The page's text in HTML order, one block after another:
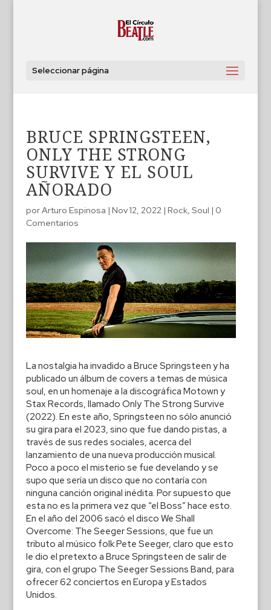
Seleccionar página
BRUCE SPRINGSTEEN,
ONLY THE STRONG
SURVIVE Y EL SOUL
AÑORADO
porArturo Espinosa | Nov 12, 2022| Rock, Soul | 0
Comentarios
La nostalgia ha invadido a Bruce Springsteen y ha
publicado un álbum de covers a temas de música
soul, en un homenaje a la discográfica Motown y
Stax Records, llamado Only The Strong Survive
(2022). En este año, Springsteen no sólo anunció
su gira para el 2023, sino que fue dando pistas, a
través de sus redes sociales, acerca del
lanzamiento de una nueva producción musical.
Poco a poco el misterio se fue develando y se
supo que sería un disco que no contaría con
ninguna canción original inédita. Por supuesto que
esta no es la primera vez que “el Boss” hace esto.
En el año del 2006 sacó el disco We Shall
Overcome: The Seeger Sessions, que fue un
tributo al músico folk Pete Seeger, claro que esto
le dio el pretexto a Bruce Springsteen de salir de
gira, con el grupo The Seeger Sessions Band, para
ofrecer 62 conciertos en Europa y Estados
Unidos.